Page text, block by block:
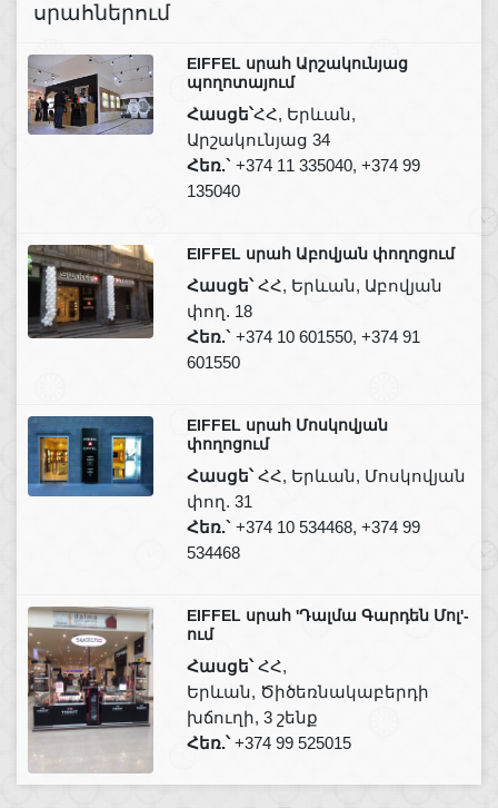
սրահներում
EIFFEL սրահ Արշակունյաց
պողոտայում
Հասցե՝ՀՀ, Երևան,
Արշակունյաց 34
Հեռ.` +374 11 335040, +374 99
135040
EIFFEL սրահ Աբովյան փողոցում
Հասցե՝ՀՀ, Երևան, Աբովյան
փող. 18
Հեռ.` +374 10 601550, +374 91
601550
EIFFEL սրահ Մոսկովյան
փողոցում
Հասցե՝ՀՀ, Երևան, Մոսկովյան
փող. 31
Հեռ.` +374 10 534468, +374 99
534468
EIFFEL սրահ 'Դալմա Գարդեն Մոլ'-
ում
Հասցե՝ՀՀ,
Երևան, Ծիծեռնակաբերդի
խճուղի, 3 շենք
Հեռ.՝+374 99 525015